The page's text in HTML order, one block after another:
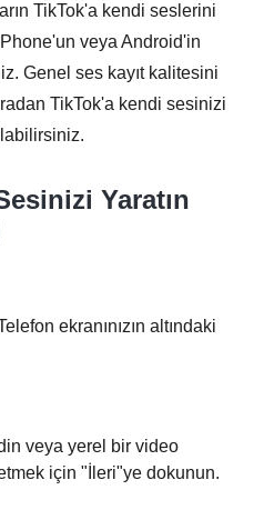
TikTok'a kendi seslerini
veya Android'in
Genel ses kayıt kalitesini
TikTok'a kendi sesinizi
Yaratın
ekranınızın altındaki
veya yerel bir video
için "İleri"ye dokunun.